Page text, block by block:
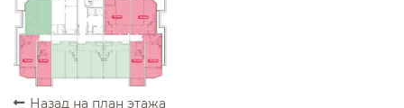
ПРОДАНО ПРОДАНО
ПРОДАНО
ПРОДАНО
ПРОДАНО
ПРОДАНО
Назад на план этажа